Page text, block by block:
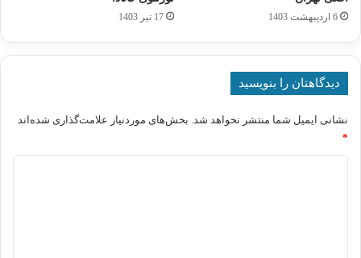
6 اردیبهشت 1403 17 تیر 1403
دیدگاهتان را بنویسید
نشانی ایمیل شما منتشر نخواهد شد. بخش‌های موردنیاز علامت‌گذاری شده‌اند
*